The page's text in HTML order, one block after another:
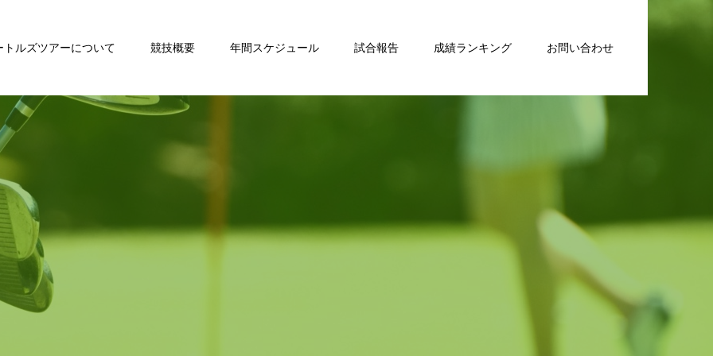
トルズツアーについて 競技概要 年間スケジュール 試合報告 成績ランキング お問い合わせ